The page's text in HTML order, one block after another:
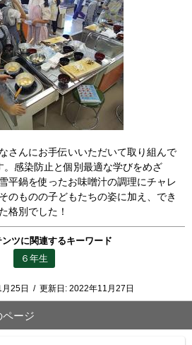
さんにお手伝いいただいて取り組んで
。感染防止と個別最適な学びをめざ
平鍋を使ったお味噌汁の調理にチャレ
のものの子どもたちの姿に加え、でき
格別でした！
ツに関連するキーワード
６年生
25日 / 更新日: 2022年11月27日
ページ